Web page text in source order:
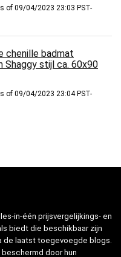
of 09/04/2023 23:03 PST-
chenille badmat
Shaggy stijl ca. 60x90
of 09/04/2023 23:04 PST-
in-één prijsvergelijkings- en
biedt die beschikbaar zijn
de laatst toegevoegde blogs.
door hun